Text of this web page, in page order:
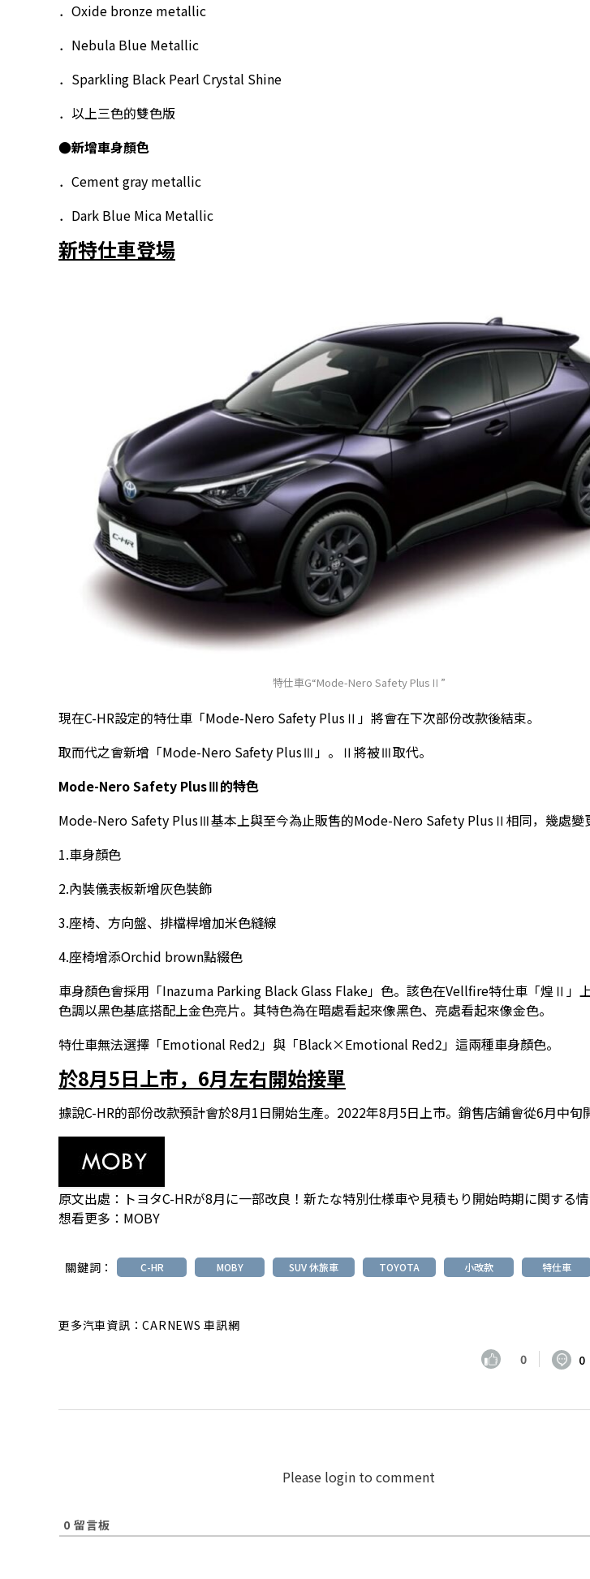
．Oxide bronze metallic
．Nebula Blue Metallic
．Sparkling Black Pearl Crystal Shine
．以上三色的雙色版
●新增車身顏色
．Cement gray metallic
．Dark Blue Mica Metallic
新特仕車登場
特仕車G“Mode-Nero Safety PlusⅡ”
現在C-HR設定的特仕車「Mode-Nero Safety PlusⅡ」將會在下次部份改款後結束。
取而代之會新增「Mode-Nero Safety PlusⅢ」。Ⅱ將被Ⅲ取代。
Mode-Nero Safety PlusⅢ的特色
Mode-Nero Safety PlusⅢ基本上與至今為止販售的Mode-Nero Safety PlusⅡ相同，幾處變
1.車身顏色
2.內裝儀表板新增灰色裝飾
3.座椅、方向盤、排檔桿增加米色縫線
4.座椅增添Orchid brown點綴色
車身顏色會採用「Inazuma Parking Black Glass Flake」色。該色在Vellfire特仕車「煌Ⅱ」上
色調以黑色基底搭配上金色亮片。其特色為在暗處看起來像黑色、亮處看起來像金色。
特仕車無法選擇「Emotional Red2」與「Black×Emotional Red2」這兩種車身顏色。
於8月5日上市，6月左右開始接單
據說C-HR的部份改款預計會於8月1日開始生產。2022年8月5日上市。銷售店鋪會從6月中旬
原文出處： トヨタC-HRが8月に一部改良！新たな特別仕様車や見積もり開始時期に関する
想看更多： MOBY
關鍵詞： C-HR MOBY SUV 休旅車 TOYOTA 小改款 特仕車
更多汽車資訊：CARNEWS 車訊網
0 0
Please login to comment
0 留言板